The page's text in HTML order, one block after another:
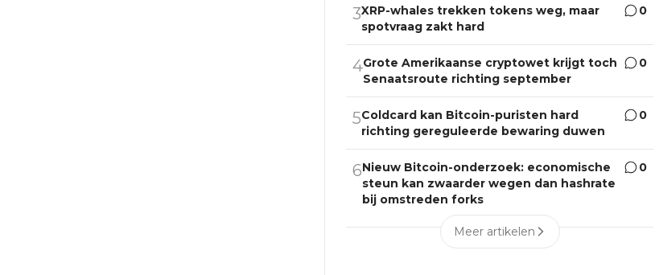
3XRP-whales trekken tokens weg, maar
spotvraag zakt hard
0
4Grote Amerikaanse cryptowet krijgt toch
Senaatsroute richting september
0
5Coldcard kan Bitcoin-puristen hard
richting gereguleerde bewaring duwen
0
6Nieuw Bitcoin-onderzoek: economische
steun kan zwaarder wegen dan hashrate
bij omstreden forks
0
Meer artikelen